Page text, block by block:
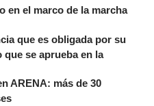
en el marco de la marcha
que es obligada por su
se aprueba en la
ARENA: más de 30